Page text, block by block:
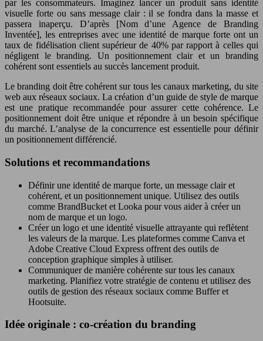
par les consommateurs. Imaginez lancer un produit sans identité
visuelle forte ou sans message clair : il se fondra dans la masse et
passera inaperçu. D’après [Nom d’une Agence de Branding
Inventée], les entreprises avec une identité de marque forte ont un
taux de fidélisation client supérieur de 40% par rapport à celles qui
négligent le branding. Un positionnement clair et un branding
cohérent sont essentiels au succès lancement produit.
Le branding doit être cohérent sur tous les canaux marketing, du site
web aux réseaux sociaux. La création d’un guide de style de marque
est une pratique recommandée pour assurer cette cohérence. Le
positionnement doit être unique et répondre à un besoin spécifique
du marché. L’analyse de la concurrence est essentielle pour définir
un positionnement différencié.
Solutions et recommandations
Définir une identité de marque forte, un message clair et
cohérent, et un positionnement unique. Utilisez des outils
comme BrandBucket et Looka pour vous aider à créer un
nom de marque et un logo.
Créer un logo et une identité visuelle attrayante qui reflètent
les valeurs de la marque. Les plateformes comme Canva et
Adobe Creative Cloud Express offrent des outils de
conception graphique simples à utiliser.
Communiquer de manière cohérente sur tous les canaux
marketing. Planifiez votre stratégie de contenu et utilisez des
outils de gestion des réseaux sociaux comme Buffer et
Hootsuite.
Idée originale : co-création du branding